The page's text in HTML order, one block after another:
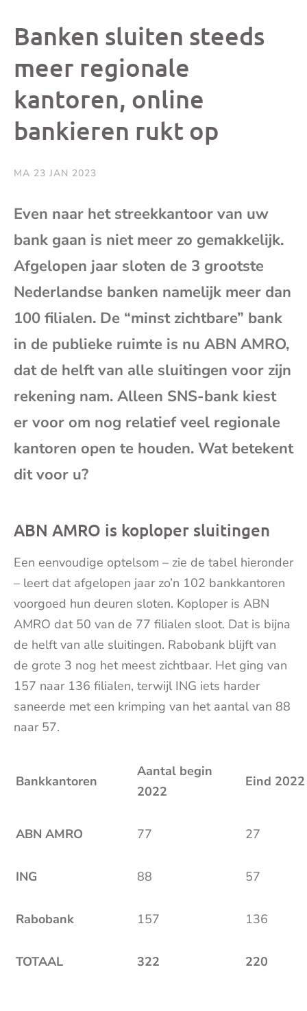
op
Facebook
Banken sluiten steeds
meer regionale
kantoren, online
bankieren rukt op
MA 23 JAN 2023
Even naar het streekkantoor van uw
bank gaan is niet meer zo gemakkelijk.
Afgelopen jaar sloten de 3 grootste
Nederlandse banken namelijk meer dan
100 filialen. De “minst zichtbare” bank
in de publieke ruimte is nu ABN AMRO,
dat de helft van alle sluitingen voor zijn
rekening nam. Alleen SNS-bank kiest
er voor om nog relatief veel regionale
kantoren open te houden. Wat betekent
dit voor u?
ABN AMRO is koploper sluitingen
Een eenvoudige optelsom – zie de tabel hieronder
– leert dat afgelopen jaar zo’n 102 bankkantoren
voorgoed hun deuren sloten. Koploper is ABN
AMRO dat 50 van de 77 filialen sloot. Dat is bijna
de helft van alle sluitingen. Rabobank blijft van
de grote 3 nog het meest zichtbaar. Het ging van
157 naar 136 filialen, terwijl ING iets harder
saneerde met een krimping van het aantal van 88
naar 57.
Bankkantoren
Aantal begin
2022
Eind 2022
ABN AMRO 77 27
ING 88 57
Rabobank 157 136
TOTAAL 322 220